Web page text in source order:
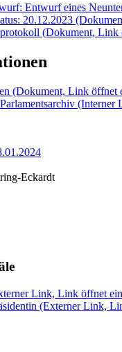
Entwurf eines
20.12.2023
(Dokument, Link
(Dokument, Link öffnet
(Interner
Eckardt
Link, Link öffnet ein
(Externer Link,